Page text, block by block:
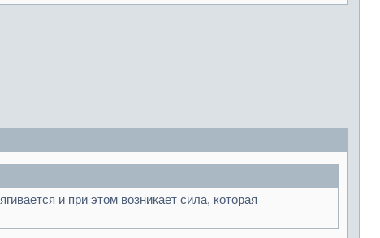
и при этом возникает сила, которая